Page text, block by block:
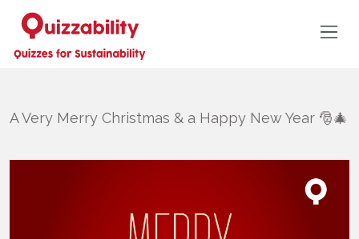
A Very Merry Christmas & a Happy New Year 🎅🎄